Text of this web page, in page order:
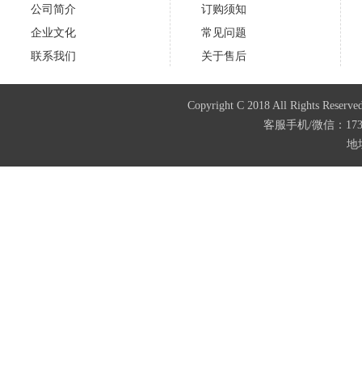
公司简介
企业文化
联系我们
订购须知
常见问题
关于售后
Copyright C 2018 All Rights
客服手机/微信：
地